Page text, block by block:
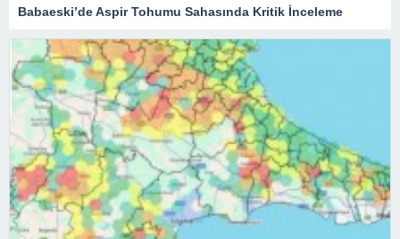
Babaeski’de Aspir Tohumu Sahasında Kritik İnceleme